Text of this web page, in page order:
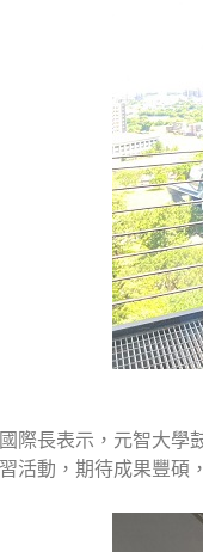
際長表示，元智大
活動，期待成果豐碩